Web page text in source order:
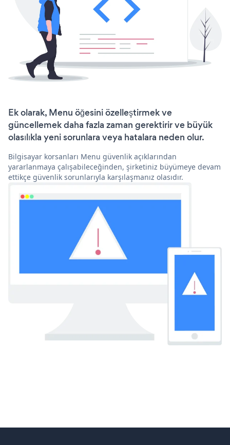
Ek olarak, Menu öğesini özelleştirmek ve
güncellemek daha fazla zaman gerektirir ve büyük
olasılıkla yeni sorunlara veya hatalara neden olur.
Bilgisayar korsanları Menu güvenlik açıklarından
yararlanmaya çalışabileceğinden, şirketiniz büyümeye devam
ettikçe güvenlik sorunlarıyla karşılaşmanız olasıdır.